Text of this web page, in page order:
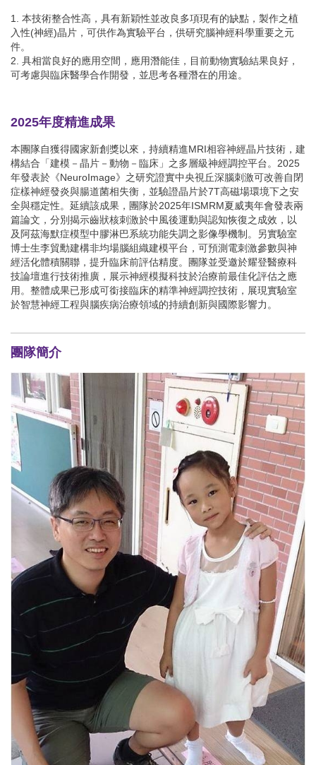
1. 本技術整合性高，具有新穎性並改良多項現有的缺點，製作之植
入性(神經)晶片，可供作為實驗平台，供研究腦神經科學重要之元
件。
2. 具相當良好的應用空間，應用潛能佳，目前動物實驗結果良好，
可考慮與臨床醫學合作開發，並思考各種潛在的用途。
2025年度精進成果
本團隊自獲得國家新創獎以來，持續精進MRI相容神經晶片技術，建
構結合「建模－晶片－動物－臨床」之多層級神經調控平台。2025
年發表於《NeuroImage》之研究證實中央視丘深腦刺激可改善自閉
症樣神經發炎與腸道菌相失衡，並驗證晶片於7T高磁場環境下之安
全與穩定性。延續該成果，團隊於2025年ISMRM夏威夷年會發表兩
篇論文，分別揭示齒狀核刺激於中風後運動與認知恢復之成效，以
及阿茲海默症模型中膠淋巴系統功能失調之影像學機制。另實驗室
博士生李貿勳建構非均場腦組織建模平台，可預測電刺激參數與神
經活化體積關聯，提升臨床前評估精度。團隊並受邀於耀登醫療科
技論壇進行技術推廣，展示神經模擬科技於治療前最佳化評估之應
用。整體成果已形成可銜接臨床的精準神經調控技術，展現實驗室
於智慧神經工程與腦疾病治療領域的持續創新與國際影響力。
團隊簡介